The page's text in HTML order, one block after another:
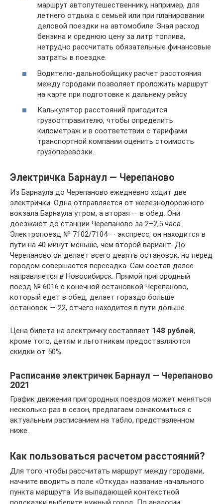
маршрут автопутешественнику, например, для
летнего отдыха с семьей или при планировании
деловой поездки на автомобиле. Зная расход
бензина и среднюю цену за литр топлива,
нетрудно рассчитать обязательные финансовые
затраты в поездке.
Водителю-дальнобойщику расчет расстояния
между городами позволяет проложить маршрут
на карте при подготовке к дальнему рейсу.
Калькулятор расстояний пригодится
грузоотправителю, чтобы определить
километраж и в соответствии с тарифами
транспортной компании оценить стоимость
грузоперевозки.
Электричка Барнаул — Черепаново
Из Барнаула до Черепаново ежедневно ходит две
электрички. Одна отправляется от железнодорожного
вокзала Барнаула утром, а вторая — в обед. Они
доезжают до станции Черепаново за 2–2,5 часа.
Электропоезд № 7102/7104 — экспресс, он находится в
пути на 40 минут меньше, чем второй вариант. До
Черепаново он делает всего девять остановок, но перед
городом совершается пересадка. Сам состав далее
направляется в Новосибирск. Прямой пригородный
поезд № 6016 с конечной остановкой Черепаново,
который едет в обед, делает гораздо больше
остановок — 22, отчего находится в пути дольше.
Цена билета на электричку составляет 148 рублей,
кроме того, детям и льготникам предоставляются
скидки от 50%.
Расписание электричек Барнаул — Черепаново
2021
График движения пригородных поездов может меняться
несколько раз в сезон, предлагаем ознакомиться с
актуальным расписанием на табло, представленном
ниже.
Как пользоваться расчетом расстояний?
Для того чтобы рассчитать маршрут между городами,
начните вводить в поле «Откуда» название начального
пункта маршрута. Из выпадающей контекстной